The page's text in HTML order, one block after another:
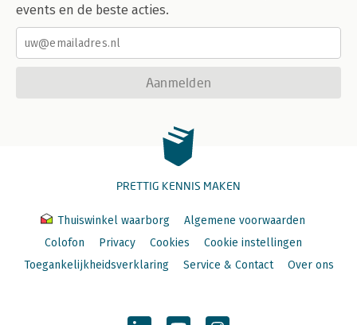
events en de beste acties.
Aanmelden
PRETTIG KENNIS MAKEN
Thuiswinkel waarborg
Algemene voorwaarden
Colofon
Privacy Cookies
Cookie instellingen
Toegankelijkheidsverklaring
Service & Contact Over ons